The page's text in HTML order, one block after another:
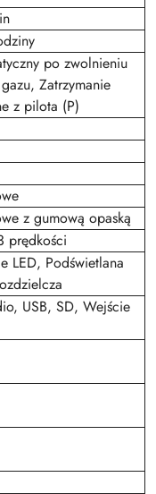
po zwolnieniu
Zatrzymanie
z pilota (P)
z gumową opaską
prędkości
LED, Podświetlana
USB, SD, Wejście